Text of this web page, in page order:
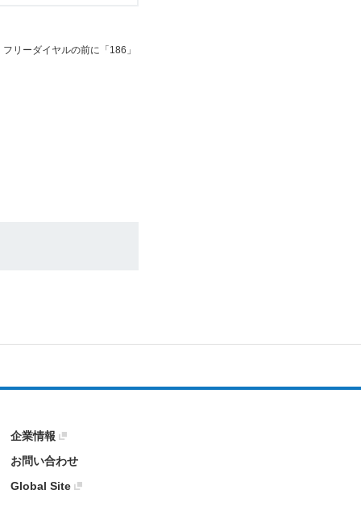
リーダイヤルの前に「186」
企業情報
お問い合わせ
Global Site